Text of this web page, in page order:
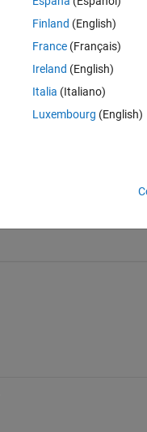
Finland (English)
France (Français)
Ireland (English)
Italia (Italiano)
Luxembourg (English)